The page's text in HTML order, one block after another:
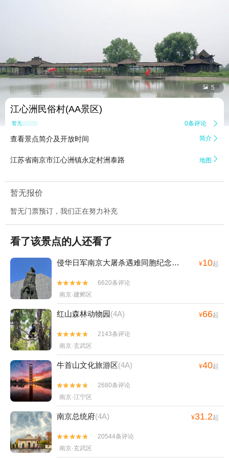
 5
江心洲民俗村(AA景区)
暂无点评 0条评论 
查看景点简介及开放时间 简介 
江苏省南京市江心洲镇永定村洲泰路 地图 
暂无报价
暂无门票预订，我们正在努力补充
看了该景点的人还看了
侵华日军南京大屠杀遇难同胞纪念馆 ¥10起


6620条评论
南京·建邺区
红山森林动物园(4A) ¥66起


2143条评论
南京·玄武区
牛首山文化旅游区(4A) ¥40起


2680条评论
南京·江宁区
南京总统府(4A) ¥31.2起


20544条评论
南京·玄武区